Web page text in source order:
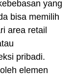
yang
bisa memilih
area retail
pribadi.
elemen